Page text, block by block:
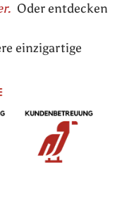
Oder entdecken
einzigartige